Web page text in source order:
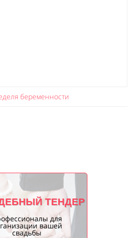
беременности
ТЕНДЕР
для
вашей
свадьбы